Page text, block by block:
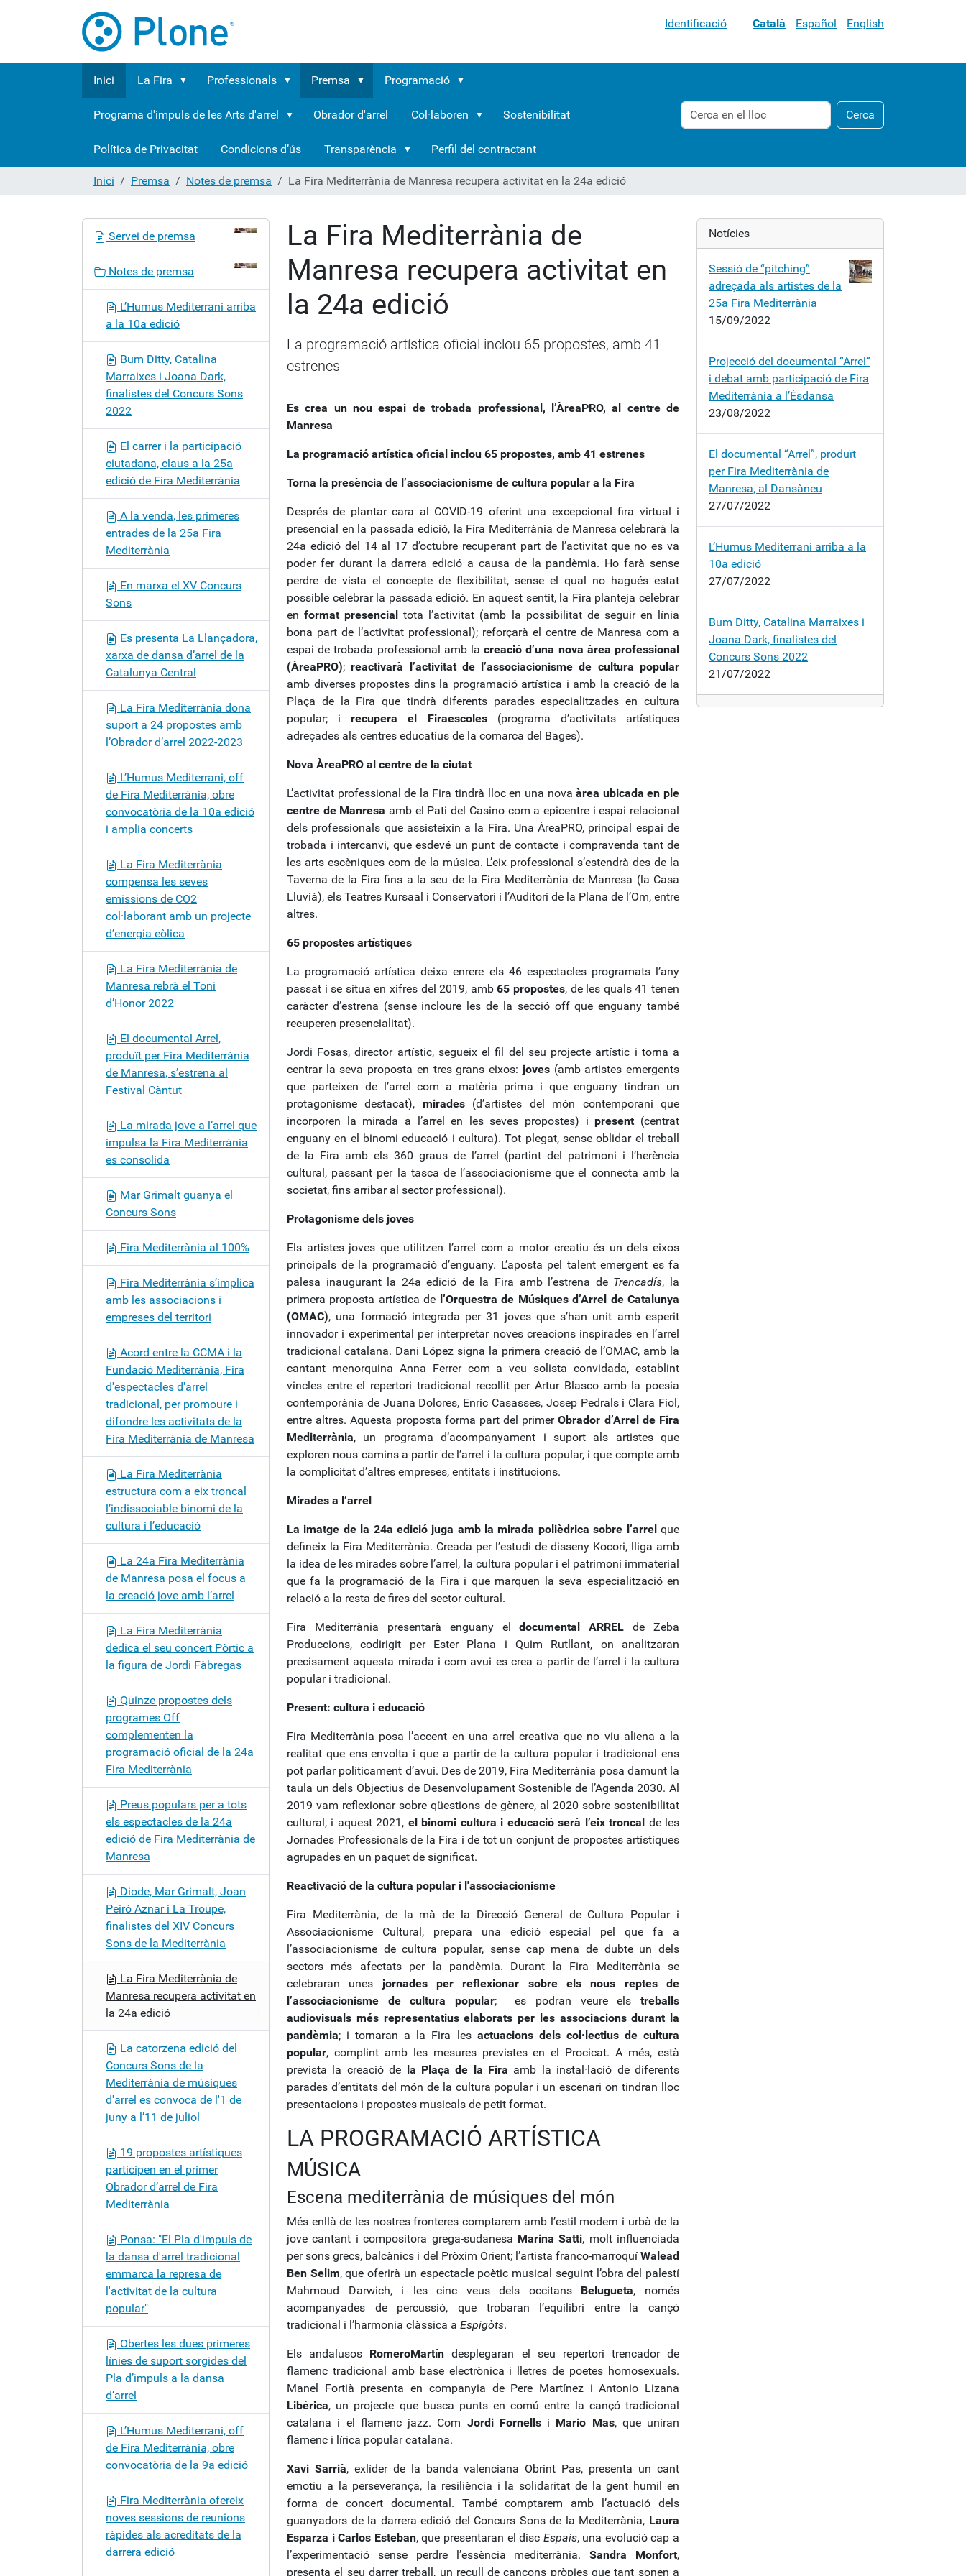
Identificació Català Español English
Inici La Fira Professionals Premsa Programació
Programa d'impuls de les Arts d'arrel Obrador d'arrel Col·laboren Sostenibilitat
Política de Privacitat Condicions d’ús Transparència Perfil del contractant
Cerca Cerca
Cerca
avançada…
Inici Premsa Notes de premsa La Fira Mediterrània de Manresa recupera activitat en la 24a edició
La Fira Mediterrània de
Manresa recupera activitat en
la 24a edició
La programació artística oficial inclou 65 propostes, amb 41
estrenes
Es crea un nou espai de trobada professional, l’ÀreaPRO, al centre de
Manresa
La programació artística oficial inclou 65 propostes, amb 41 estrenes
Torna la presència de l’associacionisme de cultura popular a la Fira
Després de plantar cara al COVID-19 oferint una excepcional fira virtual i
presencial en la passada edició, la Fira Mediterrània de Manresa celebrarà la
24a edició del 14 al 17 d’octubre recuperant part de l’activitat que no es va
poder fer durant la darrera edició a causa de la pandèmia. Ho farà sense
perdre de vista el concepte de flexibilitat, sense el qual no hagués estat
possible celebrar la passada edició. En aquest sentit, la Fira planteja celebrar
enformat presencial tota l’activitat (amb la possibilitat de seguir en línia
bona part de l’activitat professional); reforçarà el centre de Manresa com a
espai de trobada professional amb la creació d’una nova àrea professional
(ÀreaPRO);reactivarà l’activitat de l’associacionisme de cultura popular
amb diverses propostes dins la programació artística i amb la creació de la
Plaça de la Fira que tindrà diferents parades especialitzades en cultura
popular; i recupera el Firaescoles(programa d’activitats artístiques
adreçades als centres educatius de la comarca del Bages).
Nova ÀreaPRO al centre de la ciutat
L’activitat professional de la Fira tindrà lloc en una novaàrea ubicada en ple
centre de Manresa amb el Pati del Casino com a epicentre i espai relacional
dels professionals que assisteixin a la Fira. Una ÀreaPRO, principal espai de
trobada i intercanvi, que esdevé un punt de contacte i compravenda tant de
les arts escèniques com de la música. L’eix professional s’estendrà des de la
Taverna de la Fira fins a la seu de la Fira Mediterrània de Manresa (la Casa
Lluvià), els Teatres Kursaal i Conservatori i l’Auditori de la Plana de l’Om, entre
altres.
65 propostes artístiques
La programació artística deixa enrere els 46 espectacles programats l’any
passat i se situa en xifres del 2019, amb65 propostes, de les quals 41 tenen
caràcter d’estrena (sense incloure les de la secció off que enguany també
recuperen presencialitat).
Jordi Fosas, director artístic, segueix el fil del seu projecte artístic i torna a
centrar la seva proposta en tres grans eixos: joves(amb artistes emergents
que parteixen de l’arrel com a matèria prima i que enguany tindran un
protagonisme destacat), mirades (d’artistes del món contemporani que
incorporen la mirada a l’arrel en les seves propostes) ipresent (centrat
enguany en el binomi educació i cultura). Tot plegat, sense oblidar el treball
de la Fira amb els 360 graus de l’arrel (partint del patrimoni i l’herència
cultural, passant per la tasca de l’associacionisme que el connecta amb la
societat, fins arribar al sector professional).
Protagonisme dels joves
Els artistes joves que utilitzen l’arrel com a motor creatiu és un dels eixos
principals de la programació d’enguany. L’aposta pel talent emergent es fa
palesa inaugurant la 24a edició de la Fira amb l’estrena de Trencadís, la
primera proposta artística de l’Orquestra de Músiques d’Arrel de Catalunya
(OMAC), una formació integrada per 31 joves que s’han unit amb esperit
innovador i experimental per interpretar noves creacions inspirades en l’arrel
tradicional catalana. Dani López signa la primera creació de l’OMAC, amb la
cantant menorquina Anna Ferrer com a veu solista convidada, establint
vincles entre el repertori tradicional recollit per Artur Blasco amb la poesia
contemporània de Juana Dolores, Enric Casasses, Josep Pedrals i Clara Fiol,
entre altres. Aquesta proposta forma part del primerObrador d’Arrel de Fira
Mediterrània, un programa d’acompanyament i suport als artistes que
exploren nous camins a partir de l’arrel i la cultura popular, i que compte amb
la complicitat d’altres empreses, entitats i institucions.
Mirades a l’arrel
La imatge de la 24a edició juga amb la mirada polièdrica sobre l’arrelque
defineix la Fira Mediterrània. Creada per l’estudi de disseny Kocori, lliga amb
la idea de les mirades sobre l’arrel, la cultura popular i el patrimoni immaterial
que fa la programació de la Fira i que marquen la seva especialització en
relació a la resta de fires del sector cultural.
Fira Mediterrània presentarà enguany eldocumental ARREL de Zeba
Produccions, codirigit per Ester Plana i Quim Rutllant, on analitzaran
precisament aquesta mirada i com avui es crea a partir de l’arrel i la cultura
popular i tradicional.
Present: cultura i educació
Fira Mediterrània posa l’accent en una arrel creativa que no viu aliena a la
realitat que ens envolta i que a partir de la cultura popular i tradicional ens
pot parlar políticament d’avui. Des de 2019, Fira Mediterrània posa damunt la
taula un dels Objectius de Desenvolupament Sostenible de l’Agenda 2030. Al
2019 vam reflexionar sobre qüestions de gènere, al 2020 sobre sostenibilitat
cultural, i aquest 2021, el binomi cultura i educació serà l’eix troncal de les
Jornades Professionals de la Fira i de tot un conjunt de propostes artístiques
agrupades en un paquet de significat.
Reactivació de la cultura popular i l'associacionisme
Fira Mediterrània, de la mà de la Direcció General de Cultura Popular i
Associacionisme Cultural, prepara una edició especial pel que fa a
l’associacionisme de cultura popular, sense cap mena de dubte un dels
sectors més afectats per la pandèmia. Durant la Fira Mediterrània se
celebraran unes jornades per reflexionar sobre els nous reptes de
l’associacionisme de cultura popular; es podran veure els treballs
audiovisuals més representatius elaborats per les associacions durant la
pandèmia; i tornaran a la Fira les actuacions dels col·lectius de cultura
popular, complint amb les mesures previstes en el Procicat. A més, està
prevista la creació de la Plaça de la Fira amb la instal·lació de diferents
parades d’entitats del món de la cultura popular i un escenari on tindran lloc
presentacions i propostes musicals de petit format.
LA PROGRAMACIÓ ARTÍSTICA
MÚSICA
Escena mediterrània de músiques del món
Més enllà de les nostres fronteres comptarem amb l’estil modern i urbà de la
jove cantant i compositora grega-sudanesa Marina Satti, molt influenciada
per sons grecs, balcànics i del Pròxim Orient; l’artista franco-marroquí Walead
Ben Selim, que oferirà un espectacle poètic musical seguint l’obra del palestí
Mahmoud Darwich, i les cinc veus dels occitans Belugueta, només
acompanyades de percussió, que trobaran l’equilibri entre la cançó
tradicional i l’harmonia clàssica a Espigòts.
Els andalusos RomeroMartín desplegaran el seu repertori trencador de
flamenc tradicional amb base electrònica i lletres de poetes homosexuals.
Manel Fortià presenta en companyia de Pere Martínez i Antonio Lizana
Libérica, un projecte que busca punts en comú entre la cançó tradicional
catalana i el flamenc jazz. Com Jordi Fornellsi Mario Mas, que uniran
flamenc i lírica popular catalana.
Xavi Sarrià, exlíder de la banda valenciana Obrint Pas, presenta un cant
emotiu a la perseverança, la resiliència i la solidaritat de la gent humil en
forma de concert documental. També comptarem amb l’actuació dels
guanyadors de la darrera edició del Concurs Sons de la Mediterrània, Laura
Esparza i Carlos Esteban, que presentaran el disc Espais, una evolució cap a
l’experimentació sense perdre l’essència mediterrània.Sandra Monfort,
presenta el seu darrer treball, un recull de cançons pròpies que tant sonen a
Servei de premsa
Notes de premsa
L’Humus Mediterrani arriba
a la 10a edició
Bum Ditty, Catalina
Marraixes i Joana Dark,
finalistes del Concurs Sons
2022
El carrer i la participació
ciutadana, claus a la 25a
edició de Fira Mediterrània
A la venda, les primeres
entrades de la 25a Fira
Mediterrània
En marxa el XV Concurs
Sons
Es presenta La Llançadora,
xarxa de dansa d’arrel de la
Catalunya Central
La Fira Mediterrània dona
suport a 24 propostes amb
l’Obrador d’arrel 2022-2023
L’Humus Mediterrani, off
de Fira Mediterrània, obre
convocatòria de la 10a edició
i amplia concerts
La Fira Mediterrània
compensa les seves
emissions de CO2
col·laborant amb un projecte
d’energia eòlica
La Fira Mediterrània de
Manresa rebrà el Toni
d’Honor 2022
El documental Arrel,
produït per Fira Mediterrània
de Manresa, s’estrena al
Festival Càntut
La mirada jove a l’arrel que
impulsa la Fira Mediterrània
es consolida
Mar Grimalt guanya el
Concurs Sons
Fira Mediterrània al 100%
Fira Mediterrània s’implica
amb les associacions i
empreses del territori
Acord entre la CCMA i la
Fundació Mediterrània, Fira
d'espectacles d'arrel
tradicional, per promoure i
difondre les activitats de la
Fira Mediterrània de Manresa
La Fira Mediterrània
estructura com a eix troncal
l’indissociable binomi de la
cultura i l’educació
La 24a Fira Mediterrània
de Manresa posa el focus a
la creació jove amb l’arrel
La Fira Mediterrània
dedica el seu concert Pòrtic a
la figura de Jordi Fàbregas
Quinze propostes dels
programes Off
complementen la
programació oficial de la 24a
Fira Mediterrània
Preus populars per a tots
els espectacles de la 24a
edició de Fira Mediterrània de
Manresa
Diode, Mar Grimalt, Joan
Peiró Aznar i La Troupe,
finalistes del XIV Concurs
Sons de la Mediterrània
La Fira Mediterrània de
Manresa recupera activitat en
la 24a edició
La catorzena edició del
Concurs Sons de la
Mediterrània de músiques
d'arrel es convoca de l'1 de
juny a l’11 de juliol
19 propostes artístiques
participen en el primer
Obrador d’arrel de Fira
Mediterrània
Ponsa: "El Pla d'impuls de
la dansa d'arrel tradicional
emmarca la represa de
l'activitat de la cultura
popular"
Obertes les dues primeres
línies de suport sorgides del
Pla d’impuls a la dansa
d’arrel
L’Humus Mediterrani, off
de Fira Mediterrània, obre
convocatòria de la 9a edició
Fira Mediterrània ofereix
noves sessions de reunions
ràpides als acreditats de la
darrera edició
Notícies
Sessió de “pitching”
adreçada als artistes de la
25a Fira Mediterrània
15/09/2022
Projecció del documental “Arrel”
i debat amb participació de Fira
Mediterrània a l’Ésdansa
23/08/2022
El documental “Arrel”, produït
per Fira Mediterrània de
Manresa, al Dansàneu
27/07/2022
L’Humus Mediterrani arriba a la
10a edició
27/07/2022
Bum Ditty, Catalina Marraixes i
Joana Dark, finalistes del
Concurs Sons 2022
21/07/2022